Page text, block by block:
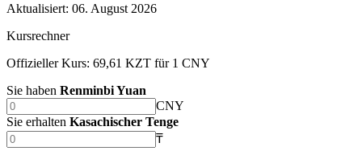
Aktualisiert: 06. August 2026
Kursrechner
Offizieller Kurs: 69,61 KZT für 1 CNY
Sie haben Renminbi Yuan
CNY
Sie erhalten Kasachischer Tenge
₸